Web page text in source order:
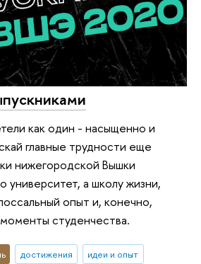
как один - насыщенно и
главные трудности еще
нижегородской Вышки
университет, а школу жизни,
опыт и, конечно,
студенчества.
достижения
идеи и опыт